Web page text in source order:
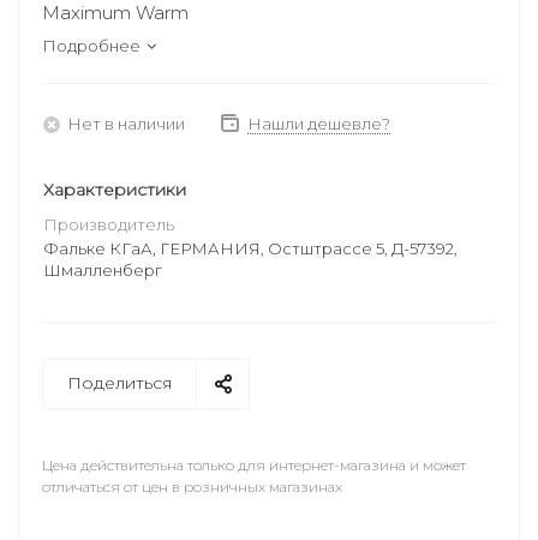
Maximum Warm
Подробнее
Нет в наличии Нашли дешевле?
Характеристики
Производитель
Фальке КГаА, ГЕРМАНИЯ, Остштрассе 5, Д-57392,
Шмалленберг
Поделиться
Цена действительна только для интернет-магазина и может
отличаться от цен в розничных магазинах